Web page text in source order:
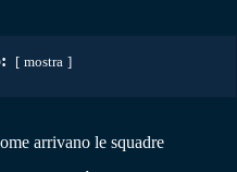
mostra
arrivano le squadre